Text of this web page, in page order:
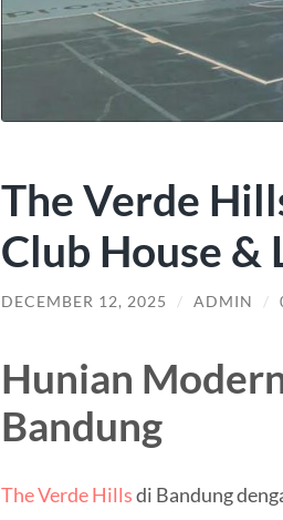
The Verde
Club House &
DECEMBER 12, 2025 / ADMIN /
Hunian
Bandung
The Verde Hillsdi Bandung